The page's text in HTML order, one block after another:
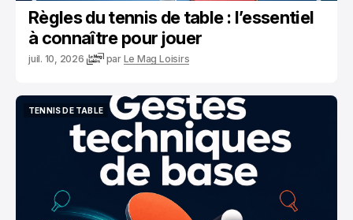
Règles du tennis de table : l’essentiel
à connaître pour jouer
juil. 10, 2026 par Le Mag Loisirs
TENNIS DE TABLE
TENNIS DE TABLE